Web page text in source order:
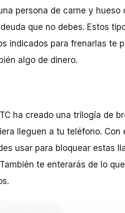
persona de carne y
que no debes. Estos
indicados para frenarlas te
algo de dinero.
ha creado una trilogía de
lleguen a tu teléfono.
usar para bloquear estas
te enterarás de lo